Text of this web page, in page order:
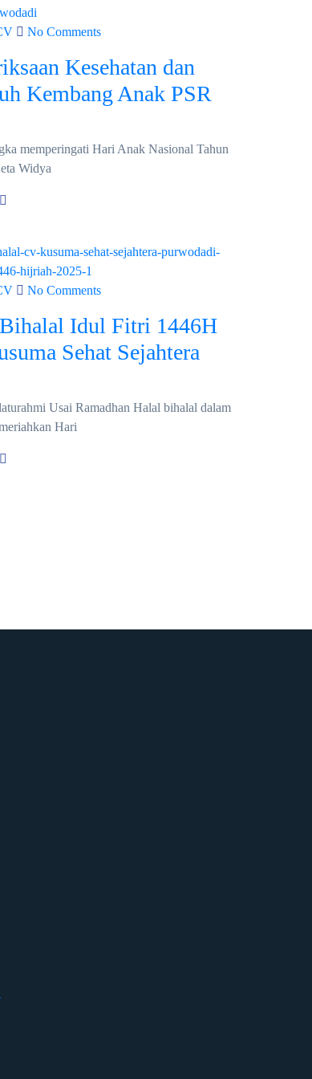
No Comments
Kesehatan dan
Kembang Anak PSR
memperingati Hari Anak Nasional Tahun
Widya
No Comments
Idul Fitri 1446H
Sehat Sejahtera
Usai Ramadhan Halal bihalal dalam
Hari